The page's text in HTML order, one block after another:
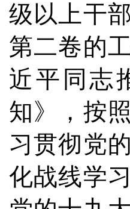
级以上干
第二卷的
近平同志
知》，按
习贯彻党
化战线学